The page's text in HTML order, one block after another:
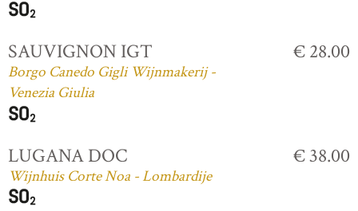
SAUVIGNON IGT
Borgo Canedo Gigli Wijnmakerij -
Venezia Giulia
€ 28.00
LUGANA DOC
Wijnhuis Corte Noa - Lombardije
€ 38.00